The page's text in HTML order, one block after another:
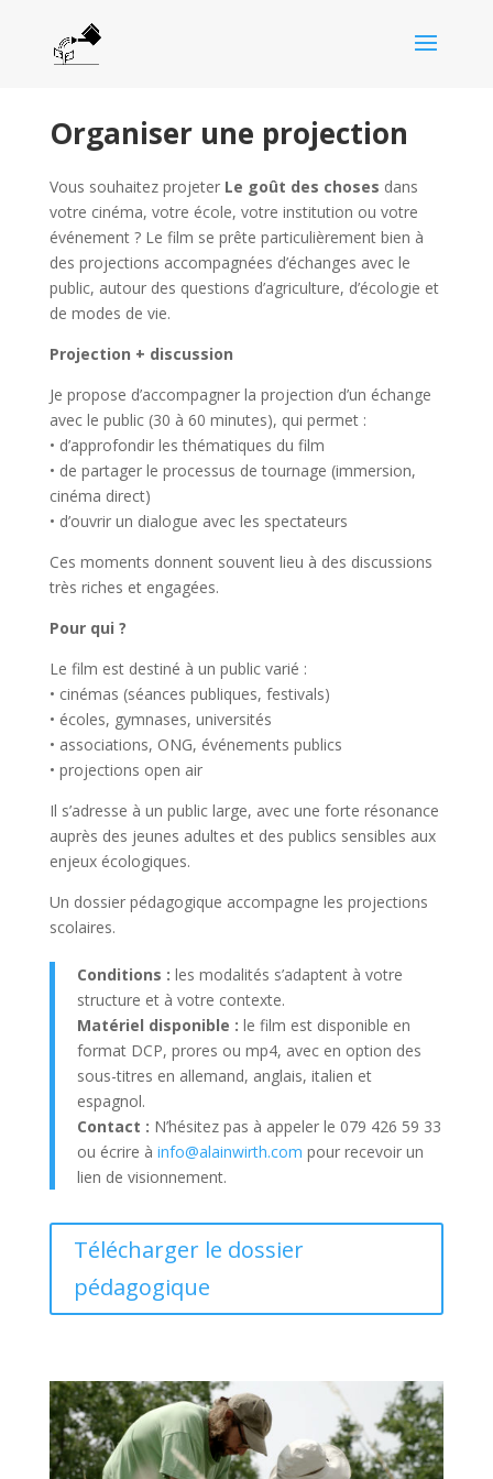
Organiser une projection
Vous souhaitez projeter Le goût des choses dans
votre cinéma, votre école, votre institution ou votre
événement ? Le film se prête particulièrement bien à
des projections accompagnées d’échanges avec le
public, autour des questions d’agriculture, d’écologie et
de modes de vie.
Projection + discussion
Je propose d’accompagner la projection d’un échange
avec le public (30 à 60 minutes), qui permet :
• d’approfondir les thématiques du film
• de partager le processus de tournage (immersion,
cinéma direct)
• d’ouvrir un dialogue avec les spectateurs
Ces moments donnent souvent lieu à des discussions
très riches et engagées.
Pour qui ?
Le film est destiné à un public varié :
• cinémas (séances publiques, festivals)
• écoles, gymnases, universités
• associations, ONG, événements publics
• projections open air
Il s’adresse à un public large, avec une forte résonance
auprès des jeunes adultes et des publics sensibles aux
enjeux écologiques.
Un dossier pédagogique accompagne les projections
scolaires.
Conditions : les modalités s’adaptent à votre
structure et à votre contexte.
Matériel disponible : le film est disponible en
format DCP, prores ou mp4, avec en option des
sous-titres en allemand, anglais, italien et
espagnol.
Contact : N’hésitez pas à appeler le 079 426 59 33
ou écrire à info@alainwirth.com pour recevoir un
lien de visionnement.
Télécharger le dossier
pédagogique